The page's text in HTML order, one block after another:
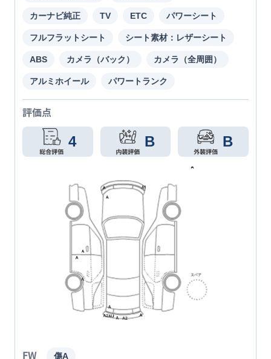
カーナビ純正 TV ETC パワーシート
フルフラットシート シート素材：レザーシート
ABS カメラ（バック） カメラ（全周囲）
アルミホイール パワートランク
評価点
4 B B
FW 傷A